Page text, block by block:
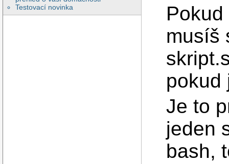
Testovací novinka
musíš
pokud
Je to
jeden
bash,